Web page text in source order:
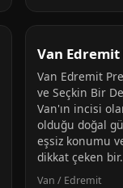
Van
Van Edremit
ve Seçkin Bir
Van'ın incisi
olduğu doğal
eşsiz konumu
dikkat çeken
Van / Edremit